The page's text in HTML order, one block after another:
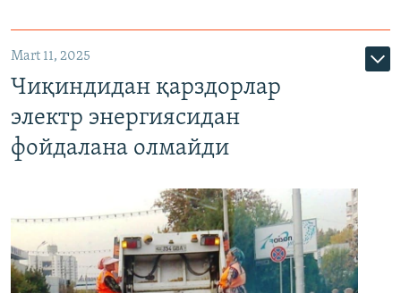
Mart 11, 2025
Чиқиндидан қарздорлар
электр энергиясидан
фойдалана олмайди